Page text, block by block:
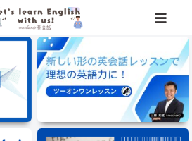
、豪華特典を無料でプレゼント中⭐️